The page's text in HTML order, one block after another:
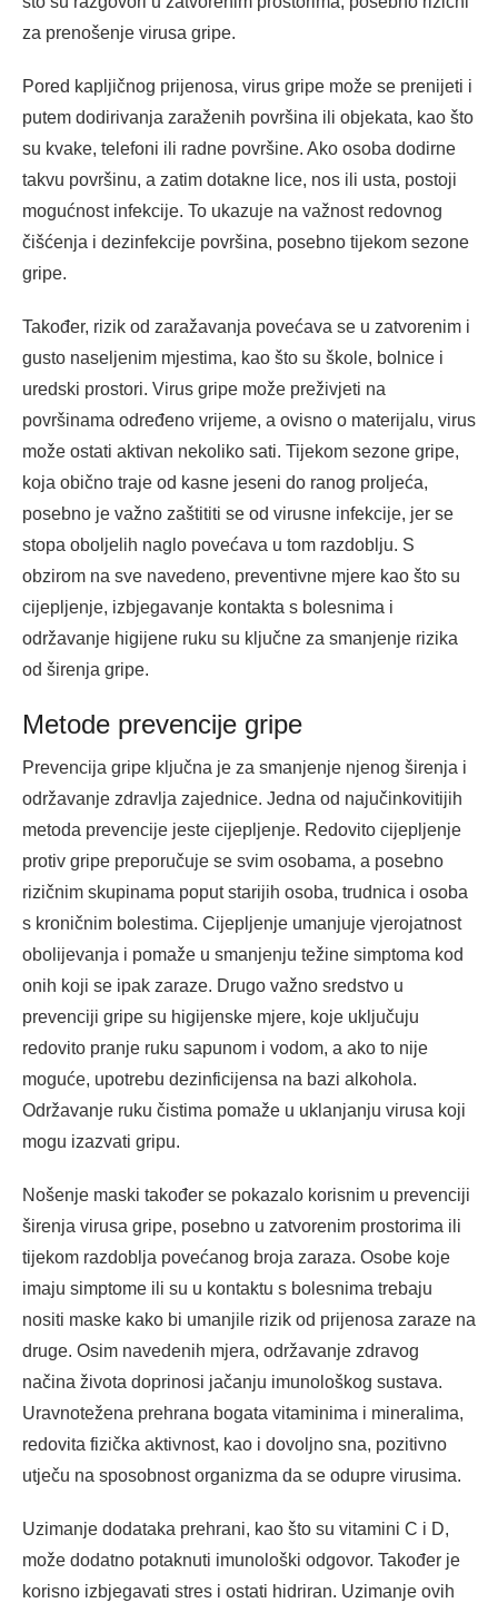
za prenošenje virusa gripe.
Pored kapljičnog prijenosa, virus gripe može se prenijeti i
putem dodirivanja zaraženih površina ili objekata, kao što
su kvake, telefoni ili radne površine. Ako osoba dodirne
takvu površinu, a zatim dotakne lice, nos ili usta, postoji
mogućnost infekcije. To ukazuje na važnost redovnog
čišćenja i dezinfekcije površina, posebno tijekom sezone
gripe.
Također, rizik od zaražavanja povećava se u zatvorenim i
gusto naseljenim mjestima, kao što su škole, bolnice i
uredski prostori. Virus gripe može preživjeti na
površinama određeno vrijeme, a ovisno o materijalu, virus
može ostati aktivan nekoliko sati. Tijekom sezone gripe,
koja obično traje od kasne jeseni do ranog proljeća,
posebno je važno zaštititi se od virusne infekcije, jer se
stopa oboljelih naglo povećava u tom razdoblju. S
obzirom na sve navedeno, preventivne mjere kao što su
cijepljenje, izbjegavanje kontakta s bolesnima i
održavanje higijene ruku su ključne za smanjenje rizika
od širenja gripe.
Metode prevencije gripe
Prevencija gripe ključna je za smanjenje njenog širenja i
održavanje zdravlja zajednice. Jedna od najučinkovitijih
metoda prevencije jeste cijepljenje. Redovito cijepljenje
protiv gripe preporučuje se svim osobama, a posebno
rizičnim skupinama poput starijih osoba, trudnica i osoba
s kroničnim bolestima. Cijepljenje umanjuje vjerojatnost
obolijevanja i pomaže u smanjenju težine simptoma kod
onih koji se ipak zaraze. Drugo važno sredstvo u
prevenciji gripe su higijenske mjere, koje uključuju
redovito pranje ruku sapunom i vodom, a ako to nije
moguće, upotrebu dezinficijensa na bazi alkohola.
Održavanje ruku čistima pomaže u uklanjanju virusa koji
mogu izazvati gripu.
Nošenje maski također se pokazalo korisnim u prevenciji
širenja virusa gripe, posebno u zatvorenim prostorima ili
tijekom razdoblja povećanog broja zaraza. Osobe koje
imaju simptome ili su u kontaktu s bolesnima trebaju
nositi maske kako bi umanjile rizik od prijenosa zaraze na
druge. Osim navedenih mjera, održavanje zdravog
načina života doprinosi jačanju imunološkog sustava.
Uravnotežena prehrana bogata vitaminima i mineralima,
redovita fizička aktivnost, kao i dovoljno sna, pozitivno
utječu na sposobnost organizma da se odupre virusima.
Uzimanje dodataka prehrani, kao što su vitamini C i D,
može dodatno potaknuti imunološki odgovor. Također je
korisno izbjegavati stres i ostati hidriran. Uzimanje ovih